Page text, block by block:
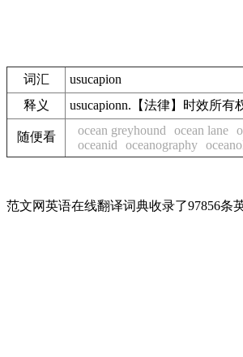
词汇
usucapion
释义
usucapionn.【法律】时效所
随便看 ocean greyhound ocean lane
oceanid
oceanography
范文网英语在线翻译词典收录了97856条